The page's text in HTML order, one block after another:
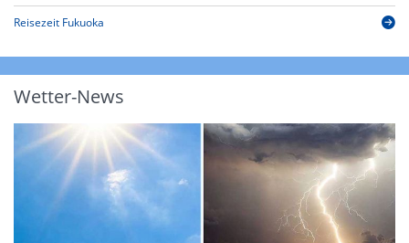
Reisezeit Fukuoka
Wetter-News